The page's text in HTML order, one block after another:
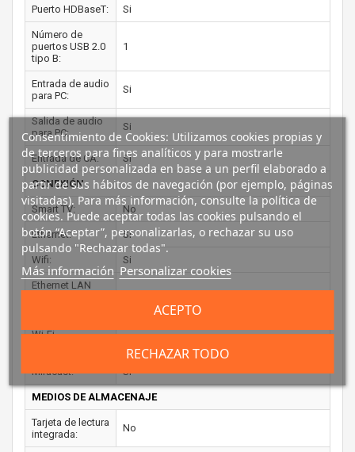
Puerto HDBaseT: Si
Número de
puertos USB 2.0
tipo B:
1
Entrada de audio
para PC:
Si
Salida de audio
para PC:
Si
Entrada de CA: Si
CONEXIÓN
Smart TV: No
Ethernet: Si
Wifi: Si
Ethernet LAN
Wi-Fi
Miracast: Si
MEDIOS DE ALMACENAJE
Tarjeta de lectura
integrada:
No
Consentimiento de Cookies: Utilizamos cookies propias y
de terceros para fines analíticos y para mostrarle
publicidad personalizada en base a un perfil elaborado a
partir de sus hábitos de navegación (por ejemplo, páginas
visitadas). Para más información, consulte la política de
cookies. Puede aceptar todas las cookies pulsando el
botón “Aceptar”, personalizarlas, o rechazar su uso
pulsando "Rechazar todas".
Más información Personalizar cookies
RECHAZAR TODO
ACEPTO